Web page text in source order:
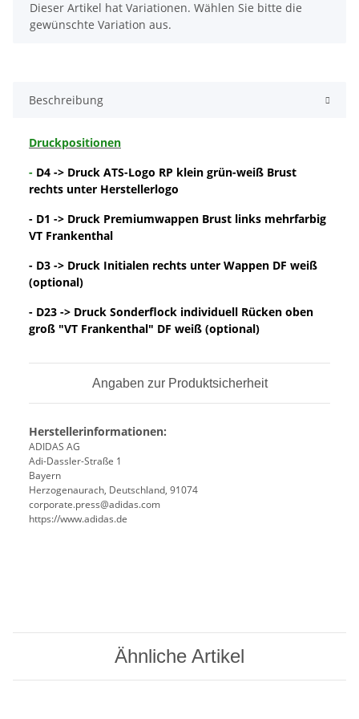
x
Dieser Artikel hat Variationen. Wählen Sie bitte die
gewünschte Variation aus.
Beschreibung
Druckpositionen
- D4 -> Druck ATS-Logo RP klein grün-weiß Brust
rechts unter Herstellerlogo
- D1 -> Druck Premiumwappen Brust links mehrfarbig
VT Frankenthal
- D3 -> Druck Initialen rechts unter Wappen DF weiß
(optional)
- D23 -> Druck Sonderflock individuell Rücken oben
groß "VT Frankenthal" DF weiß (optional)
Angaben zur Produktsicherheit
Herstellerinformationen:
ADIDAS AG
Adi-Dassler-Straße 1
Bayern
Herzogenaurach, Deutschland, 91074
corporate.press@adidas.com
https://www.adidas.de
Ähnliche Artikel